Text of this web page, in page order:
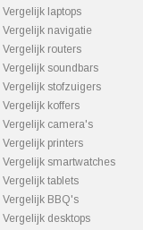
Vergelijk laptops
Vergelijk navigatie
Vergelijk routers
Vergelijk soundbars
Vergelijk stofzuigers
Vergelijk koffers
Vergelijk camera's
Vergelijk printers
Vergelijk smartwatches
Vergelijk tablets
Vergelijk BBQ's
Vergelijk desktops